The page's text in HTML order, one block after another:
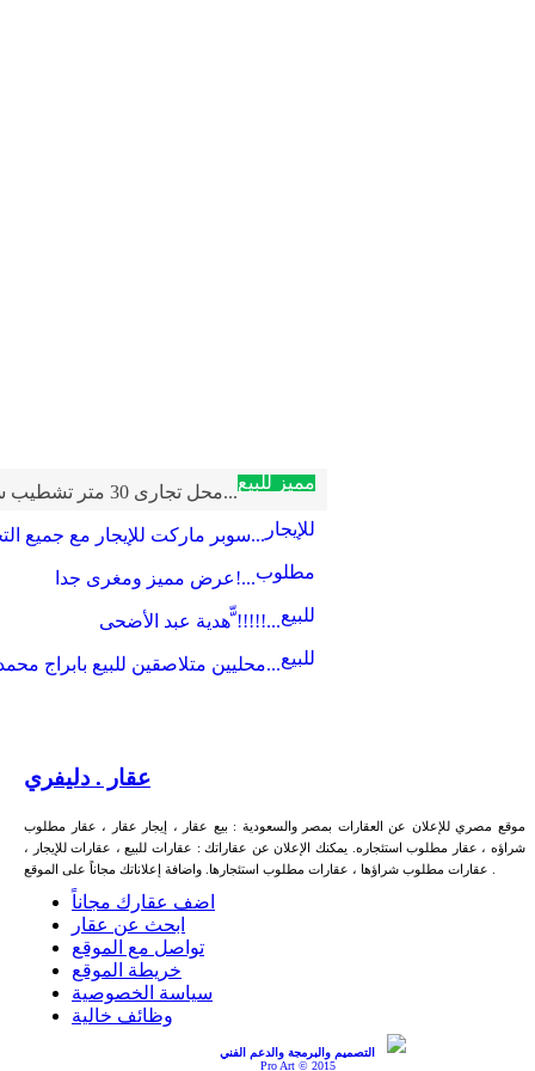
مميز للبيعمحل تجارى 30 متر تشطيب سوبر لوكس للبيع ا...
للإيجار سوبر ماركت للإيجار مع جميع التجهيزات...
مطلوبعرض مميز ومغرى جدا!...
للبيعهدية عبد الأضحى ّّ!!!!!...
للبيعمحليين متلاصقين للبيع بابراج محمد على بب...
عقار . دليفري
موقع مصري للإعلان عن العقارات بمصر والسعودية : بيع عقار ، إيجار عقار ، عقار مطلوب
شراؤه ، عقار مطلوب استئجاره. يمكنك الإعلان عن عقاراتك : عقارات للبيع ، عقارات للإيجار ،
اضف عقارك مجاناً
ابحث عن عقار
تواصل مع الموقع
خريطة الموقع
سياسة الخصوصية
وظائف خالية
التصميم والبرمجة والدعم الفني
Pro Art © 2015